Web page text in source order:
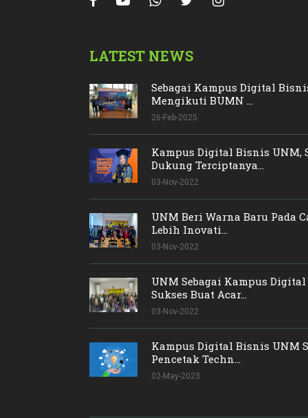
LATEST NEWS
Sebagai Kampus Digital
Mengikuti BUMN ...
26-Feb-2025
Kampus Digital Bisnis UNM,
Dukung Terciptanya...
03-Nov-2022
UNM Beri Warna Baru Pada
Lebih Inovati...
03-Nov-2022
UNM Sebagai Kampus
Sukses Buat Acar...
03-Nov-2022
Kampus Digital Bisnis UNM
Pencetak Techn...
02-May-2023